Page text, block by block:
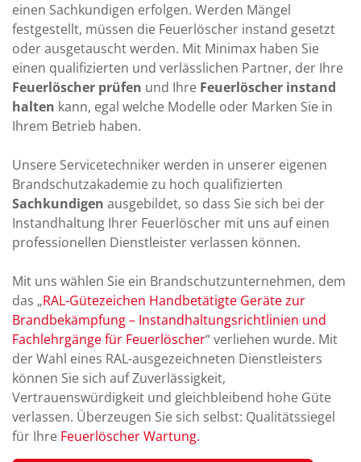
einen Sachkundigen erfolgen. Werden Mängel
festgestellt, müssen die Feuerlöscher instand gesetzt
oder ausgetauscht werden. Mit Minimax haben Sie
einen qualifizierten und verlässlichen Partner, der Ihre
Feuerlöscher prüfen und Ihre Feuerlöscher instand
halten kann, egal welche Modelle oder Marken Sie in
Ihrem Betrieb haben.
Unsere Servicetechniker werden in unserer eigenen
Brandschutzakademie zu hoch qualifizierten
Sachkundigen ausgebildet, so dass Sie sich bei der
Instandhaltung Ihrer Feuerlöscher mit uns auf einen
professionellen Dienstleister verlassen können.
Mit uns wählen Sie ein Brandschutzunternehmen, dem
das „RAL-Gütezeichen Handbetätigte Geräte zur
Brandbekämpfung – Instandhaltungsrichtlinien und
Fachlehrgänge für Feuerlöscher“ verliehen wurde. Mit
der Wahl eines RAL-ausgezeichneten Dienstleisters
können Sie sich auf Zuverlässigkeit,
Vertrauenswürdigkeit und gleichbleibend hohe Güte
verlassen. Überzeugen Sie sich selbst: Qualitätssiegel
für Ihre Feuerlöscher Wartung.